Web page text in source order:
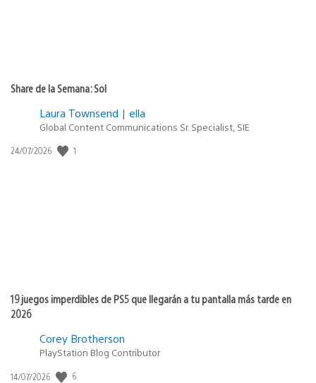
Share de la Semana: Sol
Laura Townsend | ella
Global Content Communications Sr. Specialist, SIE
Fecha
24/07/2026 1
19 juegos imperdibles de PS5 que llegarán a tu pantalla más tarde en
2026
Corey Brotherson
PlayStation Blog Contributor
Fecha
14/07/2026 6